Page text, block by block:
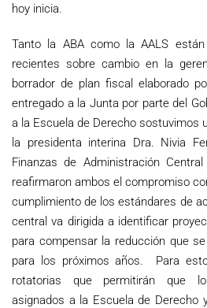
hoy inicia.
Tanto la ABA como la AALS
recientes sobre cambio en la
borrador de plan fiscal elaborado
entregado a la Junta por parte del
a la Escuela de Derecho sostuvimos
la presidenta interina Dra. Nivia
Finanzas de Administración
reafirmaron ambos el compromiso
cumplimiento de los estándares de
central va dirigida a identificar
para compensar la reducción que
para los próximos años. Para
rotatorias que permitirán que
asignados a la Escuela de Derecho